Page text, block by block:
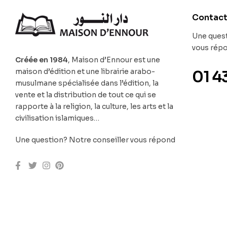
Créée en 1984, Maison d’Ennour est une
maison d’édition et une librairie arabo-
musulmane spécialisée dans l’édition, la
vente et la distribution de tout ce qui se
rapporte à la religion, la culture, les arts et la
civilisation islamiques…
Une question? Notre conseiller vous répond
Contact
Une
vous
01